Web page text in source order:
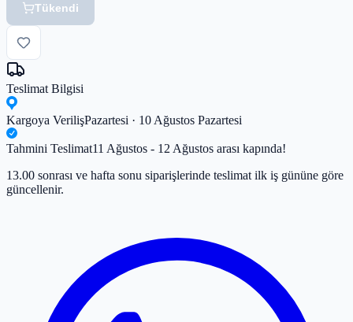
Tükendi
Teslimat Bilgisi
Kargoya VerilişPazartesi · 10 Ağustos Pazartesi
Tahmini Teslimat11 Ağustos - 12 Ağustos arası kapında!
13.00 sonrası ve hafta sonu siparişlerinde teslimat ilk iş gününe göre
güncellenir.